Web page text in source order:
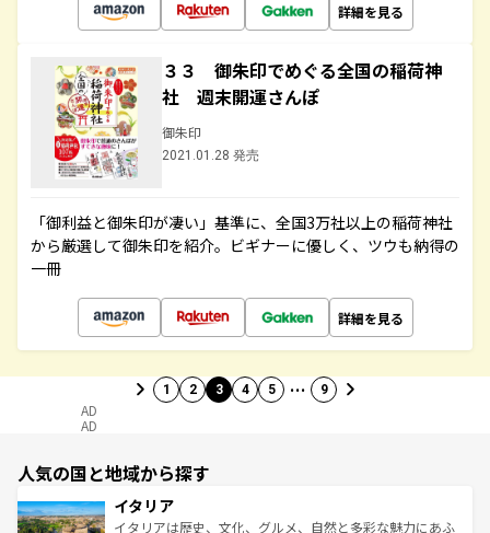
詳細を見る
３３ 御朱印でめぐる全国の稲荷神
社 週末開運さんぽ
御朱印
2021.01.28 発売
「御利益と御朱印が凄い」基準に、全国3万社以上の稲荷神社
から厳選して御朱印を紹介。ビギナーに優しく、ツウも納得の
一冊
詳細を見る
1 2 3 4 5 … 9
AD
AD
人気の国と地域から探す
イタリア
イタリアは歴史、文化、グルメ、自然と多彩な魅力にあふ